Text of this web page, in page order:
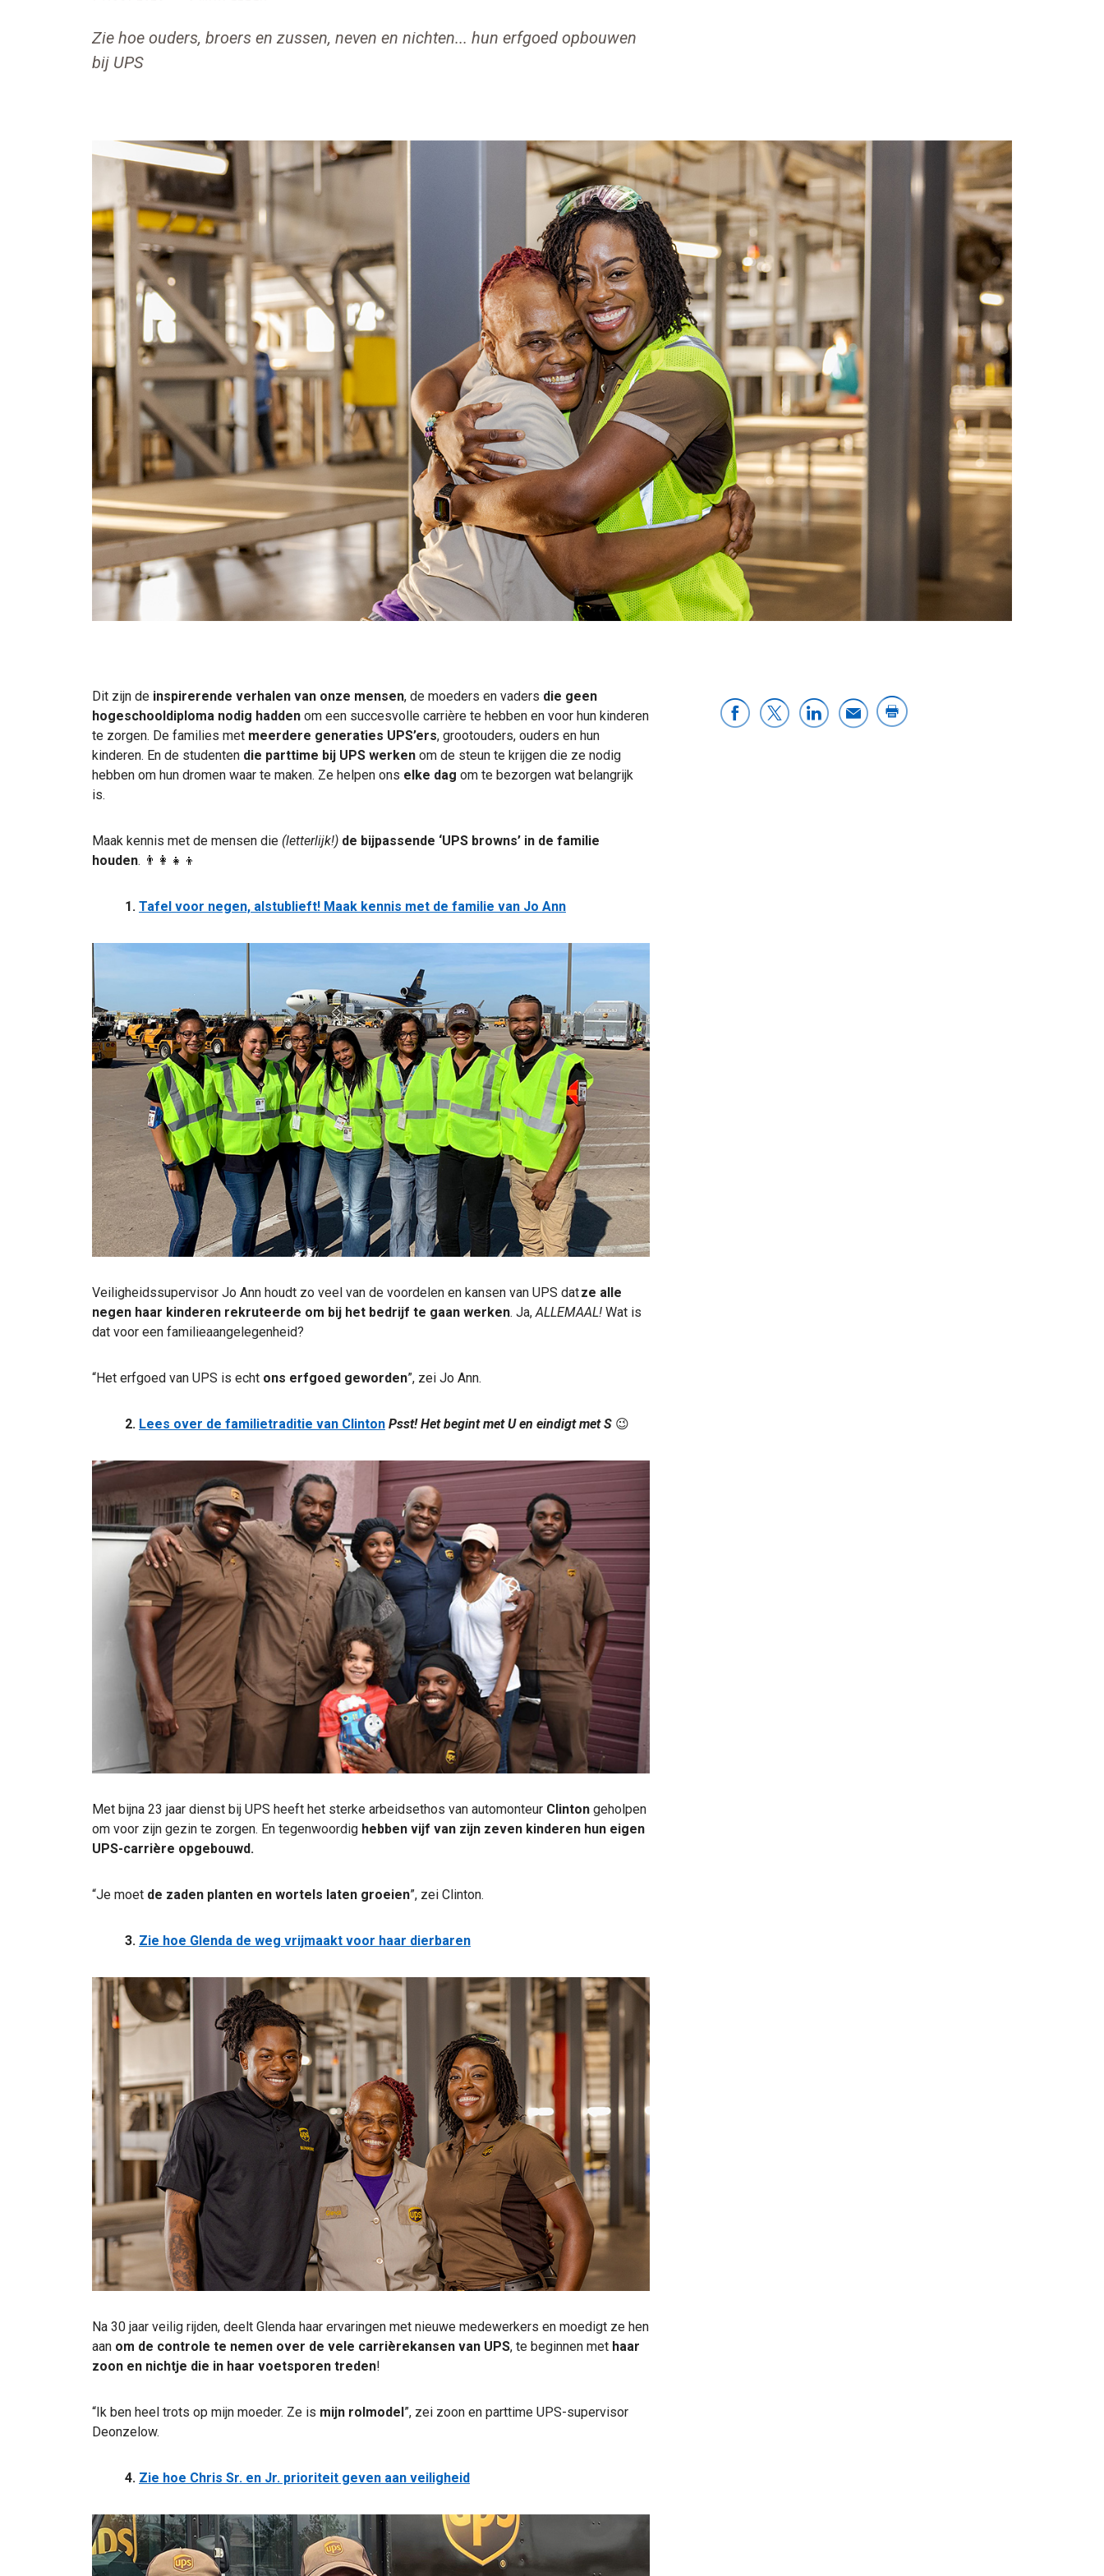
Zie hoe ouders, broers en zussen, neven en nichten... hun erfgoed opbouwen
bij UPS
Dit zijn de inspirerende verhalen van onze mensen, de moeders en vaders die geen
hogeschooldiploma nodig hadden om een succesvolle carrière te hebben en voor hun kinderen
te zorgen. De families met meerdere generaties UPS’ers, grootouders, ouders en hun
kinderen. En de studenten die parttime bij UPS werken om de steun te krijgen die ze nodig
hebben om hun dromen waar te maken. Ze helpen ons elke dag om te bezorgen wat belangrijk
is.
Maak kennis met de mensen die (letterlijk!) de bijpassende ‘UPS browns’ in de familie
houden. 👨‍👩‍👧‍👦
1. Tafel voor negen, alstublieft! Maak kennis met de familie van Jo Ann
Veiligheidssupervisor Jo Ann houdt zo veel van de voordelen en kansen van UPS datze alle
negen haar kinderen rekruteerde om bij het bedrijf te gaan werken. Ja, ALLEMAAL! Wat is
dat voor een familieaangelegenheid?
“Het erfgoed van UPS is echt ons erfgoed geworden”, zei Jo Ann.
2. Lees over de familietraditie van Clinton Psst! Het begint met U en eindigt met S 😉
Met bijna 23 jaar dienst bij UPS heeft het sterke arbeidsethos van automonteur Clinton geholpen
om voor zijn gezin te zorgen. En tegenwoordig hebben vijf van zijn zeven kinderen hun eigen
UPS-carrière opgebouwd.
“Je moet de zaden planten en wortels laten groeien”, zei Clinton.
3. Zie hoe Glenda de weg vrijmaakt voor haar dierbaren
Na 30 jaar veilig rijden, deelt Glenda haar ervaringen met nieuwe medewerkers en moedigt ze hen
aan om de controle te nemen over de vele carrièrekansen van UPS, te beginnen met haar
zoon en nichtje die in haar voetsporen treden!
“Ik ben heel trots op mijn moeder. Ze is mijn rolmodel”, zei zoon en parttime UPS-supervisor
Deonzelow.
4. Zie hoe Chris Sr. en Jr. prioriteit geven aan veiligheid